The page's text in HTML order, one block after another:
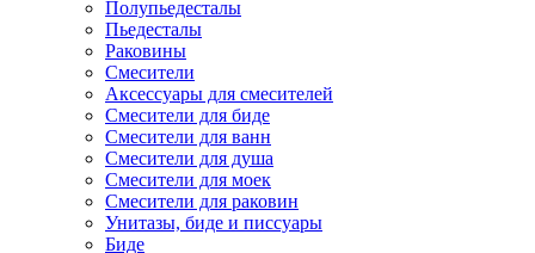
Полупьедесталы
Пьедесталы
Раковины
Смесители
Аксессуары для смесителей
Смесители для биде
Смесители для ванн
Смесители для душа
Смесители для моек
Смесители для раковин
Унитазы, биде и писсуары
Биде